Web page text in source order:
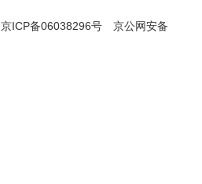
京ICP备06038296号
京公网安备